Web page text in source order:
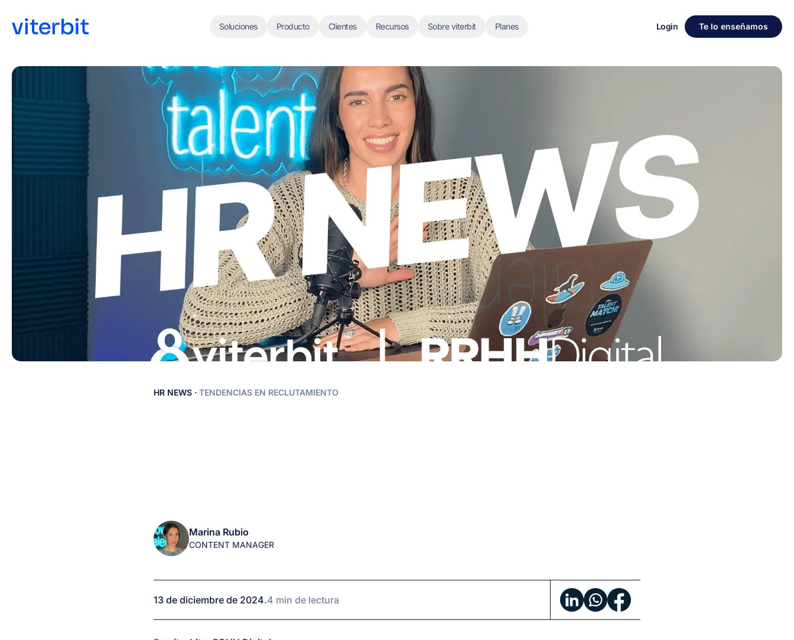
Login Te lo enseñamos
Soluciones Producto Clientes Recursos Sobre viterbit Planes
HR
en
1
minuto
RRHH
Digital)
HR NEWS · TENDENCIAS EN RECLUTAMIENTO
Marina Rubio
CONTENT MANAGER
13 de diciembre de 2024.4 min de lectura